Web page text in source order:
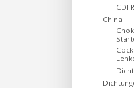
CDI
China